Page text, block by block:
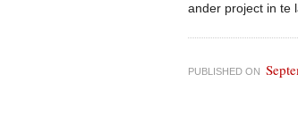
ander project in te
PUBLISHED ON